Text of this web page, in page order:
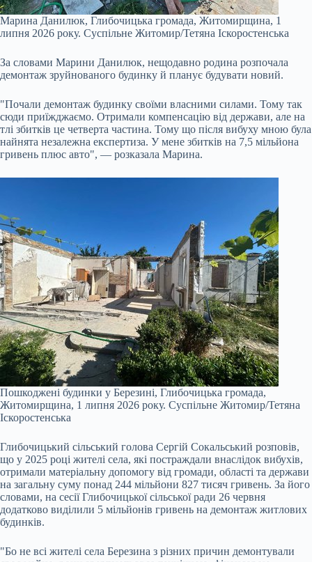
Марина Данилюк, Глибочицька громада, Житомирщина, 1
липня 2026 року. Суспільне Житомир/Тетяна Іскоростенська
За словами Марини Данилюк, нещодавно родина розпочала
демонтаж зруйнованого будинку й планує будувати новий.
"Почали демонтаж будинку своїми власними силами. Тому так
сюди приїжджаємо. Отримали компенсацію від держави, але на
тлі збитків це четверта частина. Тому що після вибуху мною була
найнята незалежна експертиза. У мене збитків на 7,5 мільйона
гривень плюс авто", — розказала Марина.
Пошкоджені будинки у Березині, Глибочицька громада,
Житомирщина, 1 липня 2026 року. Суспільне Житомир/Тетяна
Іскоростенська
Глибочицький сільський голова Сергій Сокальський розповів,
що у 2025 році жителі села, які постраждали внаслідок вибухів,
отримали матеріальну допомогу від громади, області та держави
на загальну суму понад 244 мільйони 827 тисяч гривень. За його
словами, на сесії Глибочицької сільської ради 26 червня
додатково виділили 5 мільйонів гривень на демонтаж житлових
будинків.
"Бо не всі жителі села Березина з різних причин демонтували